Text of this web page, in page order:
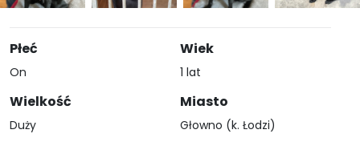
Płeć
On
Wielkość
Duży
Wiek
1 lat
Miasto
Głowno (k. Łodzi)